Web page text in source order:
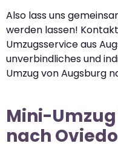
Also lass uns
werden lassen!
Umzugsservice aus
unverbindliches und
Umzug von Augsburg
Mini-
nach Oviedo